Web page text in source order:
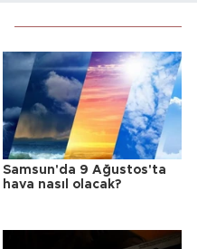
Samsun'da 9 Ağustos'ta
hava nasıl olacak?